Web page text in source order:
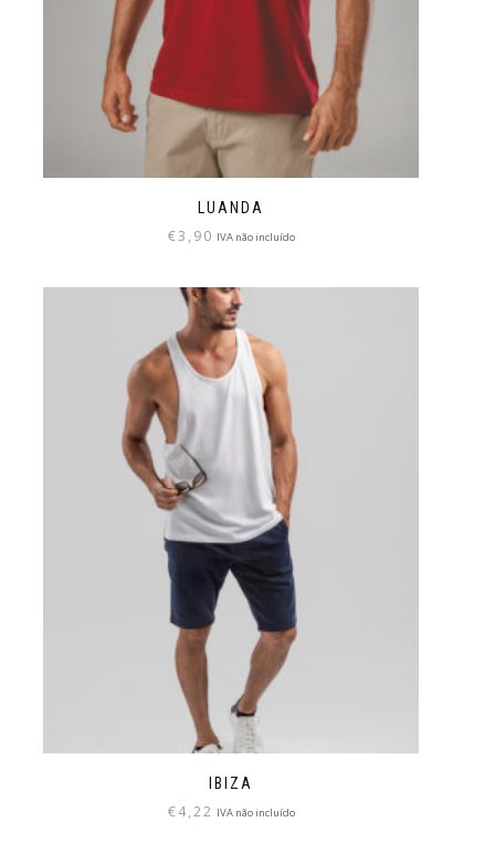
LUANDA
€3,90 IVA não incluído
IBIZA
€4,22 IVA não incluído